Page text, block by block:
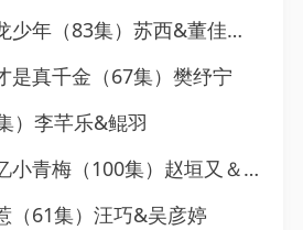
）苏西&董佳妮&李云鹏&金美希&王亚宁
是真千金（67集）樊纾宁
）李芊乐&鲲羽
青梅（100集）赵垣又＆牛湘鹭
（61集）汪巧&吴彦婷